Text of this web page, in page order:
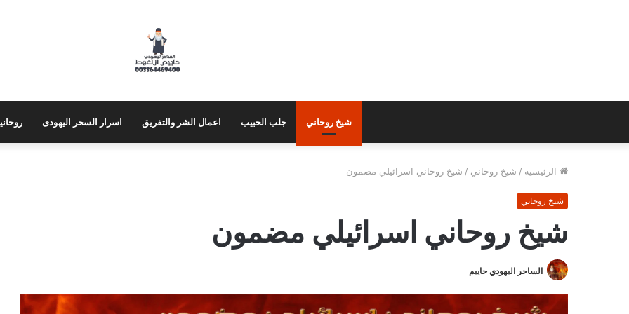
شيخ روحاني جلب الحبيب اعمال الشر والتفريق اسرار السحر اليهودى
الرئيسية / شيخ روحاني / شيخ روحاني اسرائيلي مضمون
شيخ روحاني
شيخ روحاني اسرائيلي مضمون
الساحر اليهودي حاييم